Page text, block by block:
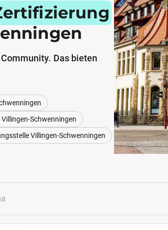
Das bieten
Schwenningen
Villingen-Schwenningen